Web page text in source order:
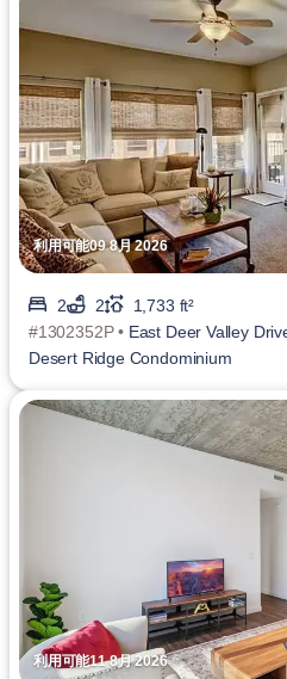
利用可能09 8月 2026
2 2
1,733 ft²
#1302352P • East Deer Valley
Desert Ridge Condominium
利用可能11 8月 2026